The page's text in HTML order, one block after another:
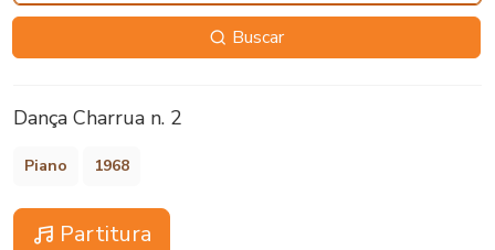
Buscar
Dança Charrua n. 2
Piano 1968
Partitura